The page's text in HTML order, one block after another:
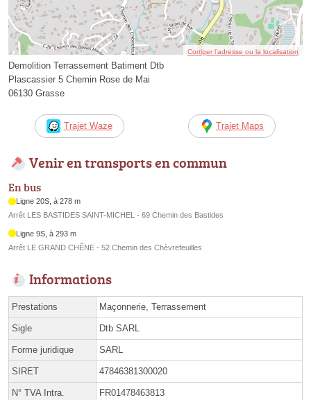
Corriger l’adresse ou la localisation
Demolition Terrassement Batiment Dtb
Plascassier 5 Chemin Rose de Mai
06130 Grasse
Trajet Waze Trajet Maps
Venir en transports en commun
En bus
Ligne 20S, à 278 m
Arrêt LES BASTIDES SAINT-MICHEL - 69 Chemin des Bastides
Ligne 9S, à 293 m
Arrêt LE GRAND CHÊNE - 52 Chemin des Chèvrefeuilles
Informations
Prestations Maçonnerie, Terrassement
Sigle Dtb SARL
Forme juridique SARL
SIRET 47846381300020
N° TVA Intra. FR01478463813